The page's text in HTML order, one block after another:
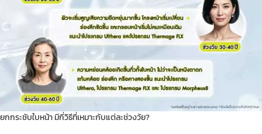
ยกกระชับใบหน้า มีกี่วิธีที่เหมาะกับแต่ละช่วงวัย?